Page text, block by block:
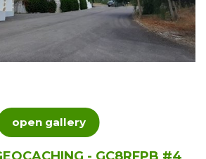
open gallery